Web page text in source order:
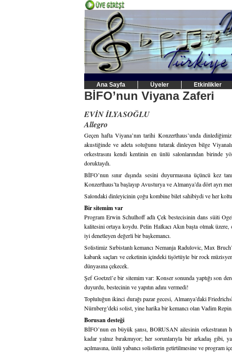
Ana Sayfa Üyeler Etkinlikler
BİFO’nun Viyana Zaferi
EVİN İLYASOĞLU
Allegro
Geçen hafta Viyana’nın tarihi Konzerthaus’unda
akustiğinde ve adeta soluğunu tutarak dinleyen bilge
orkestrasını kendi kentinin en ünlü salonlarından birinde
doruktaydı.
BİFO’nun sınır dışında sesini duyurmasına üçüncü
Konzerthaus’ta başlayıp Avusturya ve Almanya’da dört ayrı
Salondaki dinleyicinin çoğu kombine bilet sahibiydi ve her
Bir sitemim var
Program Erwin Schulhoff adlı Çek bestecisinin dans süiti
kalitesini ortaya koydu. Pelin Halkacı Akın başta olmak
iyi denetleyen değerli bir başkemancı.
Solistimiz Sırbistanlı kemancı Nemanja Radulovic, Max
kabarık saçları ve ceketinin içindeki tişörtüyle bir rock
dünyasına çekecek.
Şef Goetzel’e bir sitemim var: Konser sonunda yaptığı son
duyurdu, bestecinin ve yapıtın adını vermedi!
Topluluğun ikinci durağı pazar gecesi, Almanya’daki
Nürnberg’deki solist, yine harika bir kemancı olan Vadim Repin.
Borusan desteği
BİFO’nun en büyük şansı, BORUSAN ailesinin orkestranın
kadar yalnız bırakmıyor; her sorunlarıyla bir arkadaş
açılmasına, ünlü yabancı solistlerin getirtilmesine ve